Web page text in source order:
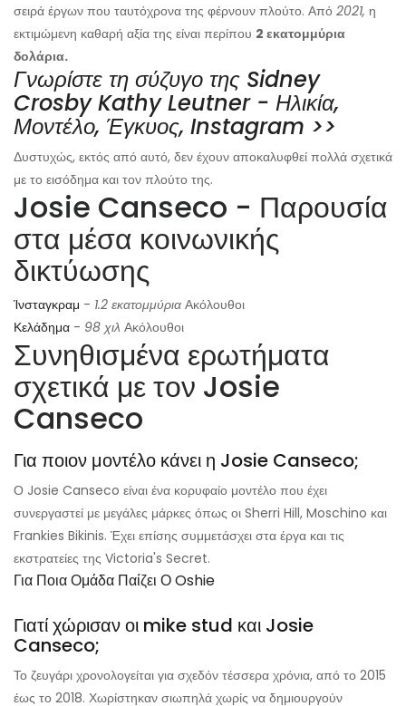
σειρά έργων που ταυτόχρονα της φέρνουν πλούτο. Από 2021, η
εκτιμώμενη καθαρή αξία της είναι περίπου 2 εκατομμύρια
δολάρια.
Γνωρίστε τη σύζυγο της Sidney
Crosby Kathy Leutner - Ηλικία,
Μοντέλο, Έγκυος, Instagram >>
Δυστυχώς, εκτός από αυτό, δεν έχουν αποκαλυφθεί πολλά σχετικά
με το εισόδημα και τον πλούτο της.
Josie Canseco - Παρουσία
στα μέσα κοινωνικής
δικτύωσης
Ίνσταγκραμ - 1.2 εκατομμύρια Ακόλουθοι
Κελάδημα - 98 χιλ Ακόλουθοι
Συνηθισμένα ερωτήματα
σχετικά με τον Josie
Canseco
Για ποιον μοντέλο κάνει η Josie Canseco;
Ο Josie Canseco είναι ένα κορυφαίο μοντέλο που έχει
συνεργαστεί με μεγάλες μάρκες όπως οι Sherri Hill, Moschino και
Frankies Bikinis. Έχει επίσης συμμετάσχει στα έργα και τις
εκστρατείες της Victoria's Secret.
Για Ποια Ομάδα Παίζει Ο Oshie
Γιατί χώρισαν οι mike stud και Josie
Canseco;
Το ζευγάρι χρονολογείται για σχεδόν τέσσερα χρόνια, από το 2015
έως το 2018. Χωρίστηκαν σιωπηλά χωρίς να δημιουργούν